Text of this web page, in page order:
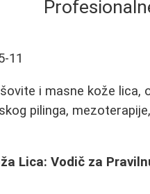
11
i masne kože lica,
pilinga,
Lica: Vodič za